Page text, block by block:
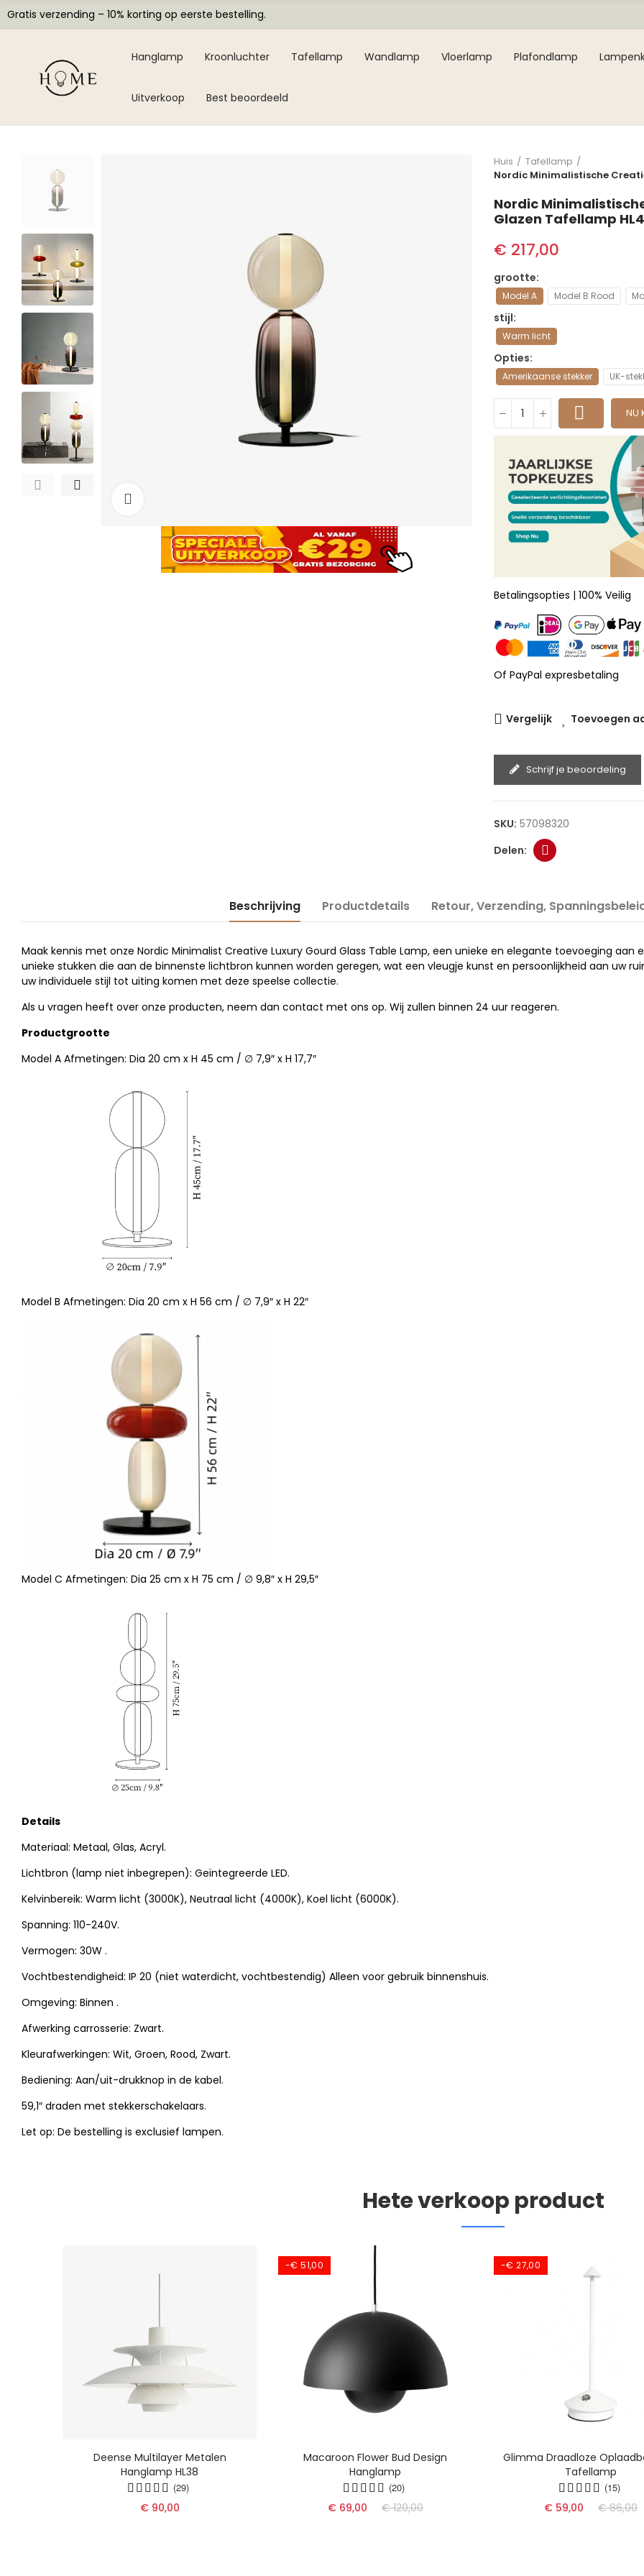
Gratis verzending – 10% korting op eerste bestelling.
Hanglamp Kroonluchter Tafellamp Wandlamp Vloerlamp Plafondlamp
Uitverkoop Best beoordeeld
Huis
Tafellamp
Nordic Minimalistische
Nordic
Glazen Tafellamp
€ 217,00
grootte
Model A Model B Rood
stijl
Warm licht
Opties
Amerikaanse stekker UK-
NU
Betalingsopties | 100% Veilig
Of PayPal expresbetaling
Vergelijk Toevoegen
Schrijf je beoordeling
SKU: 57098320
Beschrijving Productdetails Retour, Verzending,
Maak kennis met onze Nordic Minimalist Creative Luxury Gourd Glass Table Lamp, een unieke en elegante toevoeging
unieke stukken die aan de binnenste lichtbron kunnen worden geregen, wat een vleugje kunst en persoonlijkheid aan uw
uw individuele stijl tot uiting komen met deze speelse collectie.
Als u vragen heeft over onze producten, neem dan contact met ons op. Wij zullen binnen 24 uur reageren.
Productgrootte
Model A Afmetingen: Dia 20 cm x H 45 cm / ∅ 7,9″ x H 17,7″
Model B Afmetingen: Dia 20 cm x H 56 cm / ∅ 7,9″ x H 22″
Model C Afmetingen: Dia 25 cm x H 75 cm / ∅ 9,8″ x H 29,5″
Details
Materiaal: Metaal, Glas, Acryl.
Lichtbron (lamp niet inbegrepen): Geïntegreerde LED.
Kelvinbereik: Warm licht (3000K), Neutraal licht (4000K), Koel licht (6000K).
Spanning: 110-240V.
Vermogen: 30W .
Vochtbestendigheid: IP 20 (niet waterdicht, vochtbestendig) Alleen voor gebruik binnenshuis.
Omgeving: Binnen .
Afwerking carrosserie: Zwart.
Kleurafwerkingen: Wit, Groen, Rood, Zwart.
Bediening: Aan/uit-drukknop in de kabel.
59,1″ draden met stekkerschakelaars.
Let op: De bestelling is exclusief lampen.
Hete verkoop product
Deense Multilayer Metalen
Hanglamp HL38
(29)
€ 90,00
-€ 51,00
Macaroon Flower Bud Design
Hanglamp
(20)
€ 69,00 € 120,00
-€ 27,00
Glimma Draadloze
Tafellamp
(15)
€ 59,00 € 86,00